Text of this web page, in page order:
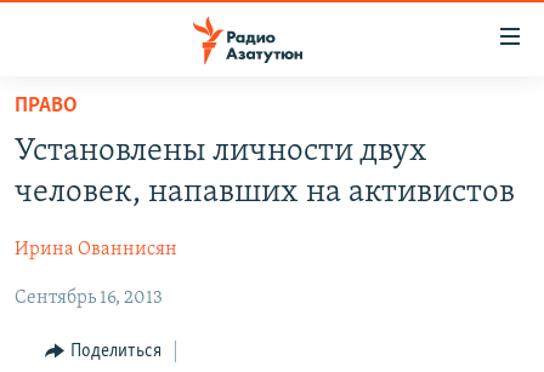
Перейти
основному
содержанию
навигации
Перейти
ОБЩЕСТВО
ЭКОНОМИКА
РЕГИОН
ПРАВО
Установлены личности двух
человек, напавших на активистов
Ирина Ованнисян
Сентябрь 16, 2013
Поделиться